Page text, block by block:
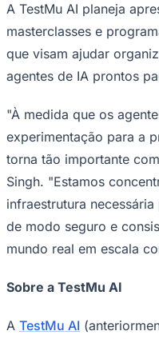
Palmeiras
A TestMu AI planeja
masterclasses e
que visam ajudar
agentes de IA prontos
"À medida que os
experimentação para a
torna tão importante
Singh. "Estamos
infraestrutura
de modo seguro e
mundo real em escala
Sobre a TestMu AI
A TestMu AI